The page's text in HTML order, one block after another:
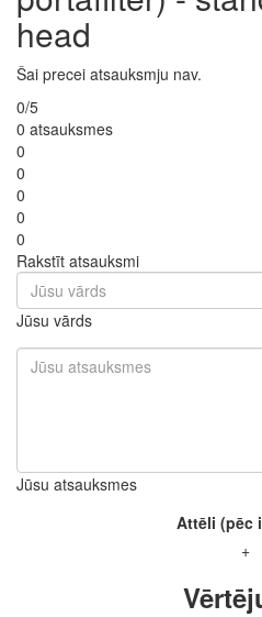
head
Šai precei atsauksmju nav.
0/5
0 atsauksmes
0
0
0
0
0
Rakstīt atsauksmi
Jūsu vārds
Jūsu atsauksmes
Attēli (pēc
+